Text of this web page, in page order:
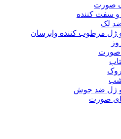
صورت
و سفت کننده
لک
ژل مرطوب کننده وابرسان
ژل ضد جوش
صورت